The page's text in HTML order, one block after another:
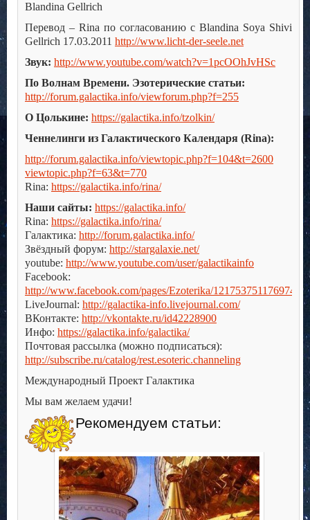
Blandina Gellrich
Перевод – Rina по согласованию с Blandina Soya Shivi
Gellrich 17.03.2011 http://www.licht-der-seele.net
Звук: http://www.youtube.com/watch?v=1pcOOhJvHSc
По Волнам Времени. Эзотерические статьи:
http://forum.galactika.info/viewforum.php?f=255
О Цолькине: https://galactika.info/tzolkin/
Ченнелинги из Галактического Календаря (Rina):
http://forum.galactika.info/viewtopic.php?f=104&t=2600
viewtopic.php?f=63&t=770
Rina: https://galactika.info/rina/
Наши сайты: https://galactika.info/
Rina: https://galactika.info/rina/
Галактика: http://forum.galactika.info/
Звёздный форум: http://stargalaxie.net/
youtube: http://www.youtube.com/user/galactikainfo
Facebook:
http://www.facebook.com/pages/Ezoterika/121753751176974
LiveJournal: http://galactika-info.livejournal.com/
ВКонтакте: http://vkontakte.ru/id42228900
Инфо: https://galactika.info/galactika/
Почтовая рассылка (можно подписаться):
http://subscribe.ru/catalog/rest.esoteric.channeling
Международный Проект Галактика
Мы вам желаем удачи!
Рекомендуем статьи: